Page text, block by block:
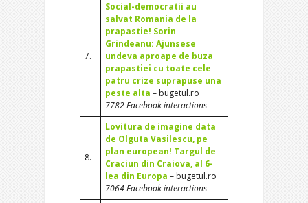
7.
Social-democratii au
salvat Romania de la
prapastie! Sorin
Grindeanu: Ajunsese
undeva aproape de buza
prapastiei cu toate cele
patru crize suprapuse una
peste alta – bugetul.ro
7782 Facebook interactions
8.
Lovitura de imagine data
de Olguta Vasilescu, pe
plan european! Targul de
Craciun din Craiova, al 6-
lea din Europa – bugetul.ro
7064 Facebook interactions